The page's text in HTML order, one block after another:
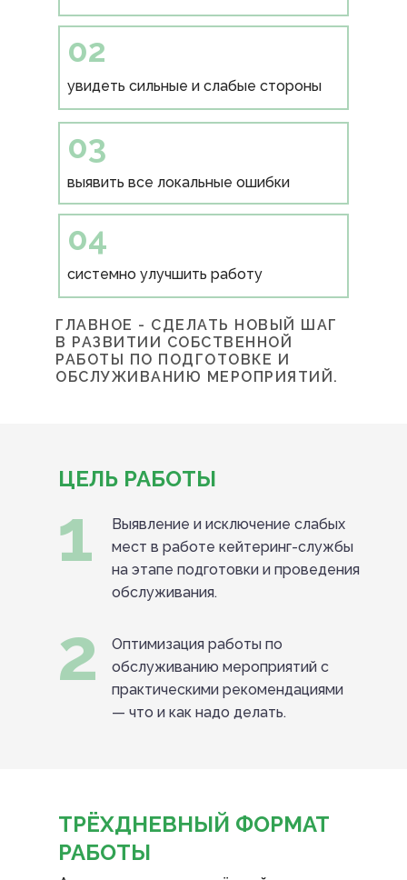
увидеть сильные и слабые стороны
02
03
04
выявить все локальные ошибки
системно улучшить работу
ГЛАВНОЕ - СДЕЛАТЬ НОВЫЙ ШАГ
В РАЗВИТИИ СОБСТВЕННОЙ
РАБОТЫ ПО ПОДГОТОВКЕ И
ОБСЛУЖИВАНИЮ МЕРОПРИЯТИЙ.
ЦЕЛЬ РАБОТЫ
1
2
Выявление и исключение слабых
мест в работе кейтеринг-службы
на этапе подготовки и проведения
обслуживания.
Оптимизация работы по
обслуживанию мероприятий с
практическими рекомендациями
— что и как надо делать.
ТРЁХДНЕВНЫЙ ФОРМАТ
РАБОТЫ